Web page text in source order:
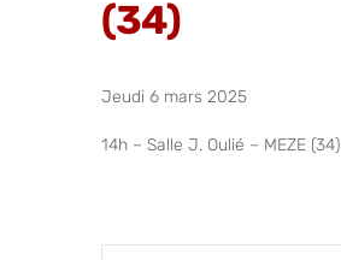
(34)
Jeudi 6 mars 2025
14h – Salle J. Oulié – MEZE (34)